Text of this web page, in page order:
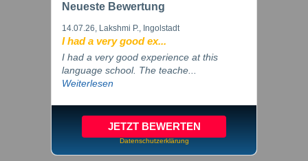
Neueste Bewertung
14.07.26, Lakshmi P., Ingolstadt
I had a very good ex...
I had a very good experience at this
language school. The teache...
Weiterlesen
JETZT BEWERTEN
Datenschutzerklärung